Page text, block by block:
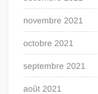
novembre 2021
octobre 2021
septembre 2021
août 2021